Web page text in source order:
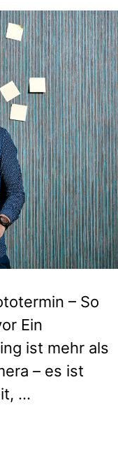
– So
Ein
ist mehr als
– es ist
…